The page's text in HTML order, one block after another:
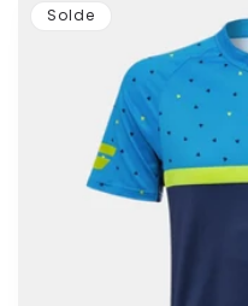
Solde